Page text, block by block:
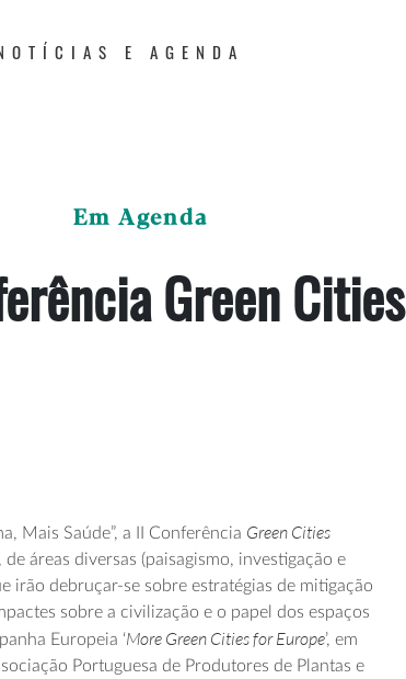
E AGENDA
Em Agenda
Green Cities
Mais Saúde”, a II Conferência Green Cities
áreas diversas (paisagismo, investigação e
irão debruçar-se sobre estratégias de mitigação
sobre a civilização e o papel dos espaços
Europeia ‘More Green Cities for Europe’, em
Portuguesa de Produtores de Plantas e